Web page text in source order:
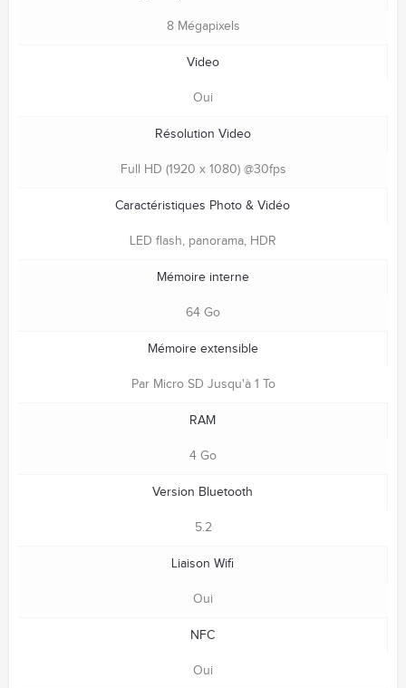
8 Mégapixels
Video
Oui
Résolution Video
Full HD (1920 x 1080) @30fps
Caractéristiques Photo & Vidéo
LED flash, panorama, HDR
Mémoire interne
64 Go
Mémoire extensible
Par Micro SD Jusqu'à 1 To
RAM
4 Go
Version Bluetooth
5.2
Liaison Wifi
Oui
NFC
Oui